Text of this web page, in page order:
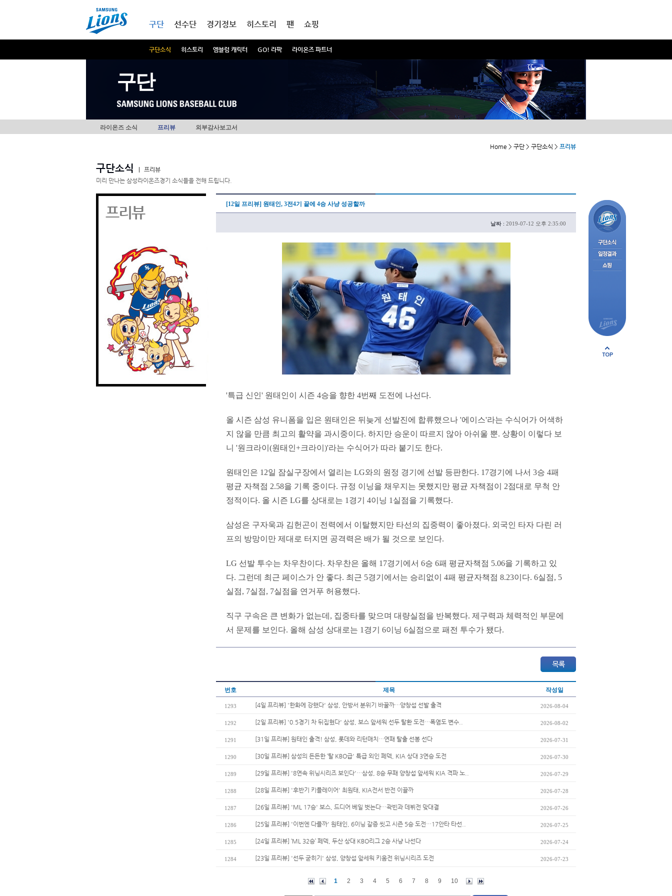
구단
구단소식 히스토리 엠블럼 캐릭터 GO! 라팍 라이온즈 파트너
선수단 경기정보 히스토리 팬 쇼핑
구단
라이온즈 소식 프리뷰 외부감사보고서
Home > 구단 > 구단소식 > 프리뷰
구단소식
프리뷰
미리 만나는 삼성라이온즈경기 소식들을 전해 드립니다.
프리뷰 [12일 프리뷰] 원태인, 3전4기 끝에 4승 사냥 성공할까
날짜 : 2019-07-12 오후 2:35:00
'특급 신인' 원태인이 시즌 4승을 향한 4번째 도전에 나선다.
올 시즌 삼성 유니폼을 입은 원태인은 뒤늦게 선발진에 합류했으나 '에이스'라는 수식어가 어색하
지 않을 만큼 최고의 활약을 과시중이다. 하지만 승운이 따르지 않아 아쉬울 뿐. 상황이 이렇다 보
니 '원크라이(원태인+크라이)'라는 수식어가 따라 붙기도 한다.
원태인은 12일 잠실구장에서 열리는 LG와의 원정 경기에 선발 등판한다. 17경기에 나서 3승 4패
평균 자책점 2.58을 기록 중이다. 규정 이닝을 채우지는 못했지만 평균 자책점이 2점대로 무척 안
정적이다. 올 시즌 LG를 상대로는 1경기 4이닝 1실점을 기록했다.
삼성은 구자욱과 김헌곤이 전력에서 이탈했지만 타선의 집중력이 좋아졌다. 외국인 타자 다린 러
프의 방망이만 제대로 터지면 공격력은 배가 될 것으로 보인다.
LG 선발 투수는 차우찬이다. 차우찬은 올해 17경기에서 6승 6패 평균자책점 5.06을 기록하고 있
다. 그런데 최근 페이스가 안 좋다. 최근 5경기에서는 승리없이 4패 평균자책점 8.23이다. 6실점, 5
실점, 7실점, 7실점을 연거푸 허용했다.
직구 구속은 큰 변화가 없는데, 집중타를 맞으며 대량실점을 반복했다. 제구력과 체력적인 부문에
서 문제를 보인다. 올해 삼성 상대로는 1경기 6이닝 6실점으로 패전 투수가 됐다.
번호 제목 작성일
1293 [4일 프리뷰] '한화에 강했다' 삼성, 안방서 분위기 바꿀까…양창섭 선발 출격 2026-08-04
1292 [2일 프리뷰] '0.5경기 차 뒤집혔다' 삼성, 보스 앞세워 선두 탈환 도전…폭염도 변수.. 2026-08-02
1291 [31일 프리뷰] 원태인 출격! 삼성, 롯데와 리턴매치…연패 탈출 선봉 선다 2026-07-31
1290 [30일 프리뷰] 삼성의 든든한 ‘탈 KBO급' 특급 외인 페덱, KIA 상대 3연승 도전 2026-07-30
1289 [29일 프리뷰] '8연속 위닝시리즈 보인다'…삼성, 8승 무패 양창섭 앞세워 KIA 격파 노.. 2026-07-29
1288 [28일 프리뷰] '후반기 키플레이어' 최원태, KIA전서 반전 이끌까 2026-07-28
1287 [26일 프리뷰] 'ML 17승' 보스, 드디어 베일 벗는다…곽빈과 데뷔전 맞대결 2026-07-26
1286 [25일 프리뷰] '이번엔 다를까' 원태인, 6이닝 갈증 씻고 시즌 5승 도전…17안타 타선.. 2026-07-25
1285 [24일 프리뷰] ‘ML 32승’ 페덱, 두산 상대 KBO리그 2승 사냥 나선다 2026-07-24
1284 [23일 프리뷰] '선두 굳히기' 삼성, 양창섭 앞세워 키움전 위닝시리즈 도전 2026-07-23
1 2 3 4 5 6 7 8 9 10